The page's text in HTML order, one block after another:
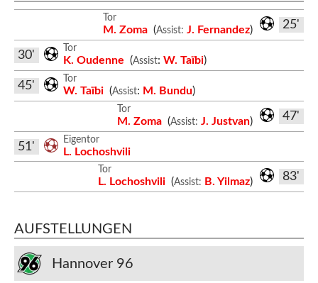
25'
Tor
M. Zoma (Assist: J. Fernandez)
Tor
K. Oudenne (Assist: W. Taïbi)
30'
Tor
W. Taïbi (Assist: M. Bundu)
45'
47'
Tor
M. Zoma (Assist: J. Justvan)
Eigentor
L. Lochoshvili
51'
83'
Tor
L. Lochoshvili (Assist: B. Yilmaz)
AUFSTELLUNGEN
Hannover 96